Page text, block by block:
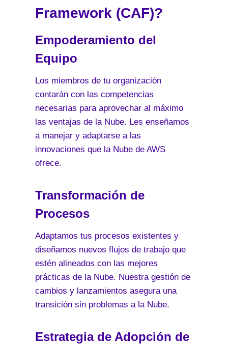
Framework (CAF)?
Empoderamiento del
Equipo
Los miembros de tu organización
contarán con las competencias
necesarias para aprovechar al máximo
las ventajas de la Nube. Les enseñamos
a manejar y adaptarse a las
innovaciones que la Nube de AWS
ofrece.
Transformación de
Procesos
Adaptamos tus procesos existentes y
diseñamos nuevos flujos de trabajo que
estén alineados con las mejores
prácticas de la Nube. Nuestra gestión de
cambios y lanzamientos asegura una
transición sin problemas a la Nube.
Estrategia de Adopción de